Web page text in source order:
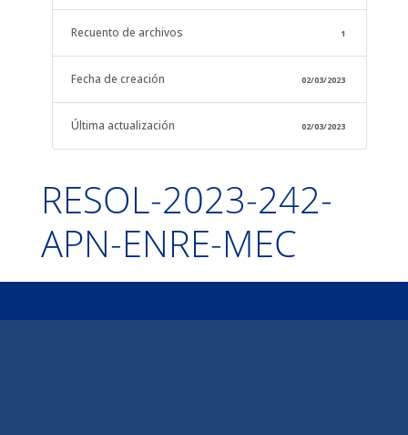
Recuento de archivos 1
Fecha de creación 02/03/2023
Última actualización 02/03/2023
RESOL-2023-242-
APN-ENRE-MEC